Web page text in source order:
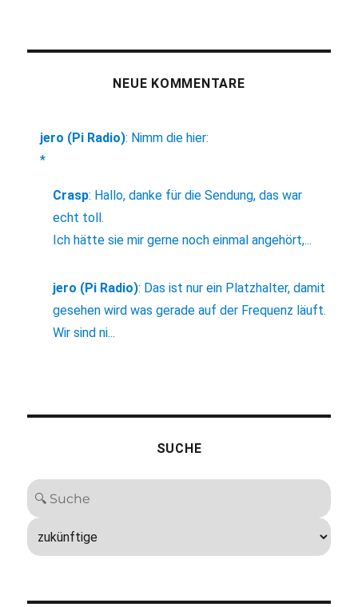
NEUE KOMMENTARE
jero (Pi Radio): Nimm die hier:
*
Crasp: Hallo, danke für die Sendung, das war
echt toll.
Ich hätte sie mir gerne noch einmal angehört,...
jero (Pi Radio): Das ist nur ein Platzhalter, damit
gesehen wird was gerade auf der Frequenz läuft.
Wir sind ni...
SUCHE